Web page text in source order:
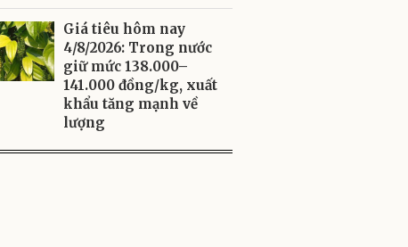
Giá tiêu hôm nay
4/8/2026: Trong nước
giữ mức 138.000–
141.000 đồng/kg, xuất
khẩu tăng mạnh về
lượng